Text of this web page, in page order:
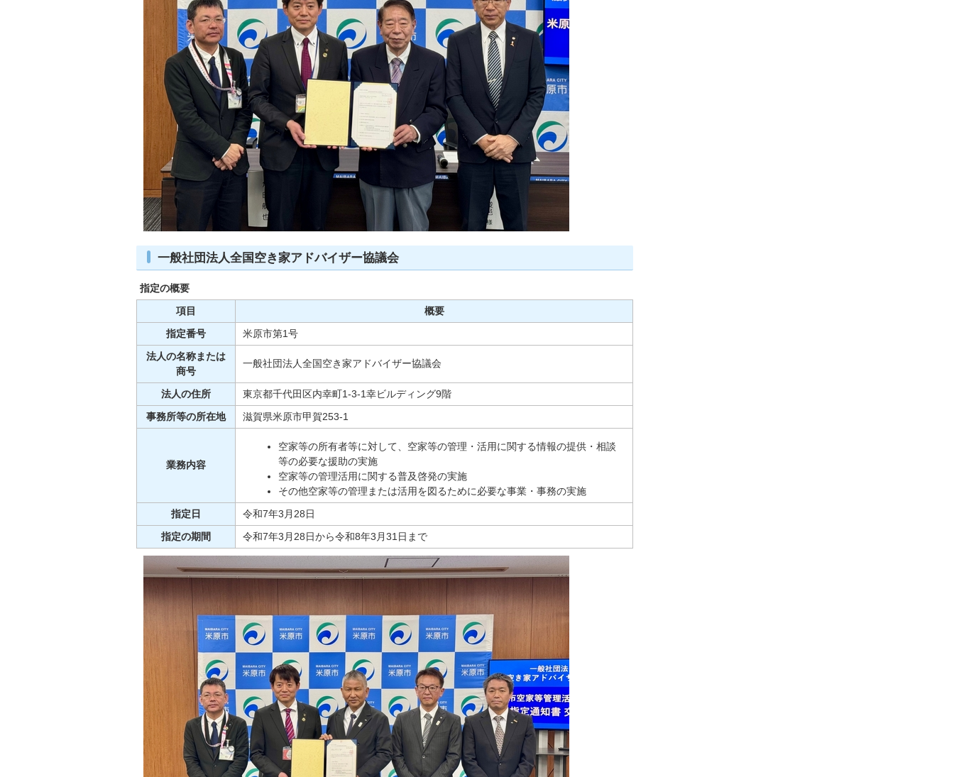
一般社団法人全国空き家アドバイザー協議会
指定の概要
項目
概要
指定番号
米原市第1号
法人の名称または
商号
一般社団法人全国空き家アドバイザー協議会
法人の住所
東京都千代田区内幸町1-3-1幸ビルディング9階
事務所等の所在地
滋賀県米原市甲賀253-1
業務内容
空家等の所有者等に対して、空家等の管理・活用に関する情報の提供・相談
等の必要な援助の実施
空家等の管理活用に関する普及啓発の実施
その他空家等の管理または活用を図るために必要な事業・事務の実施
指定日
令和7年3月28日
指定の期間
令和7年3月28日から令和8年3月31日まで